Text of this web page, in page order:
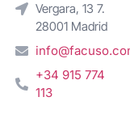
Vergara, 13 7.
28001 Madrid
+34 915 774
113